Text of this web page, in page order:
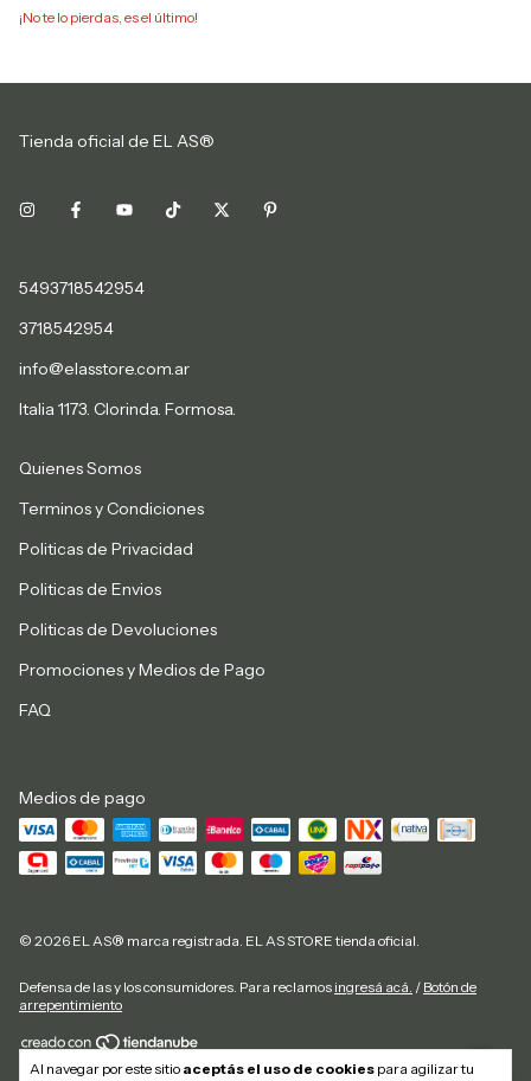
Al navegar por este sitio aceptás el uso de cookies para agilizar tu
¡No te lo pierdas, es el último!
Tienda oficial de EL AS®
5493718542954
3718542954
info@elasstore.com.ar
Italia 1173. Clorinda. Formosa.
Quienes Somos
Terminos y Condiciones
Politicas de Privacidad
Politicas de Envios
Politicas de Devoluciones
Promociones y Medios de Pago
FAQ
Medios de pago
© 2026 EL AS® marca registrada. EL AS STORE tienda oficial.
Defensa de las y los consumidores. Para reclamos ingresá acá. / Botón de
arrepentimiento
Copyright El As Store - 20292884827 - 2026. Todos los derechos reservados.